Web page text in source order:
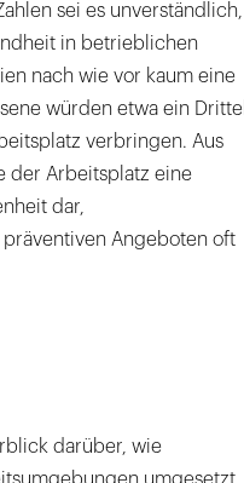
sei es unverständlich,
in betrieblichen
nach wie vor kaum eine
würden etwa ein Drittel
verbringen. Aus
der Arbeitsplatz eine
dar,
Angeboten oft
darüber, wie